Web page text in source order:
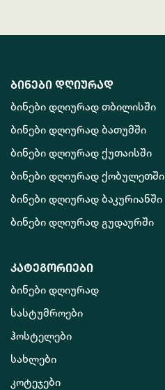
ბინები დღიურად
ბინები დღიურად თბილისში
ბინები დღიურად ბათუმში
ბინები დღიურად ქუთაისში
ბინები დღიურად ქობულეთში
ბინები დღიურად ბაკურიანში
ბინები დღიურად გუდაურში
კატეგორიები
ბინები დღიურად
სასტუმროები
ჰოსტელები
სახლები
კოტეჯები